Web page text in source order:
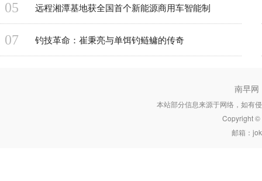
05 远程湘潭基地获全国首个新能源商用车智能制
07 钓技革命：崔秉亮与单饵钓鲢鳙的传奇
南早网
本站部分信息来源于网络，如有
Copyright ©
邮箱：